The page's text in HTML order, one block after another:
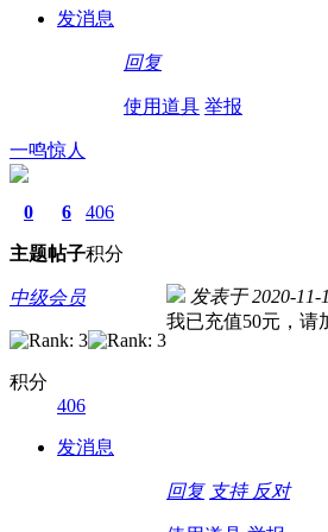
发消息
回复
使用道具 举报
一鸣惊人
0
主题
6
帖子
406
积分
中级会员
积分
406
发消息
发表于 2020-11-
我已充值50元，请
回复 支持 反对